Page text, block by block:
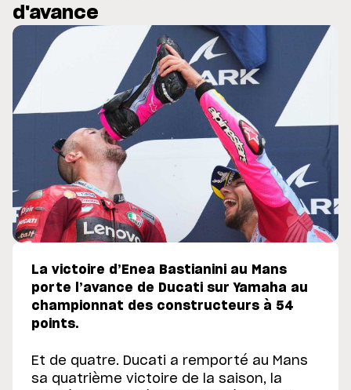
: Horaires et
du GP de Grande-
Zarco évite l'opération et vise
retour en septembre
d'avance
La victoire d’Enea Bastianini au Mans
porte l’avance de Ducati sur Yamaha au
championnat des constructeurs à 54
points.
Et de quatre. Ducati a remporté au Mans
sa quatrième victoire de la saison, la